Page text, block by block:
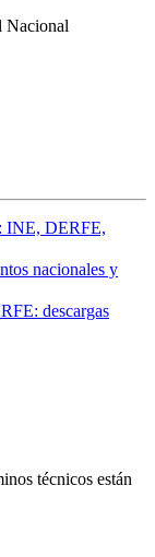
Nacional
INE, DERFE,
nacionales y
descargas
técnicos están